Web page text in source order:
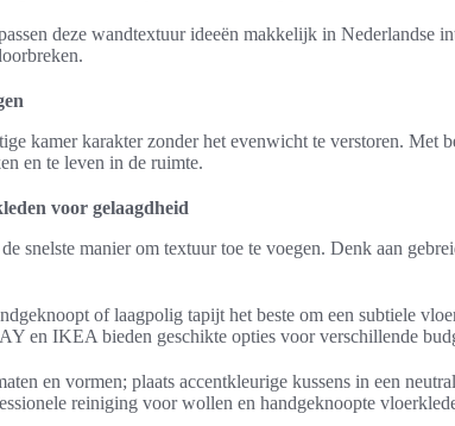
deze wandtextuur ideeën makkelijk in Nederlandse
kamer karakter zonder het evenwicht te verstoren. Met
en te leven in de ruimte.
voor gelaagdheid
snelste manier om textuur toe te voegen. Denk aan
of laagpolig tapijt het beste om een subtiele
en IKEA bieden geschikte opties voor verschillende
en vormen; plaats accentkleurige kussens in een
reiniging voor wollen en handgeknoopte